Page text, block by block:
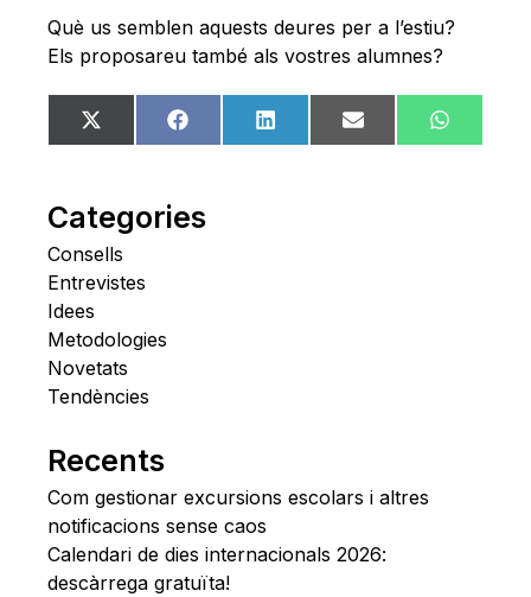
Què us semblen aquests deures per a l’estiu?
Els proposareu també als vostres alumnes?
Share
on
X
(Twitter)
Share
on
FacebookShare
on
LinkedIn Share
on
Email
Share
on
Categories
Consells
Entrevistes
Idees
Metodologies
Novetats
Tendències
Recents
Com gestionar excursions escolars i altres
notificacions sense caos
Calendari de dies internacionals 2026:
descàrrega gratuïta!